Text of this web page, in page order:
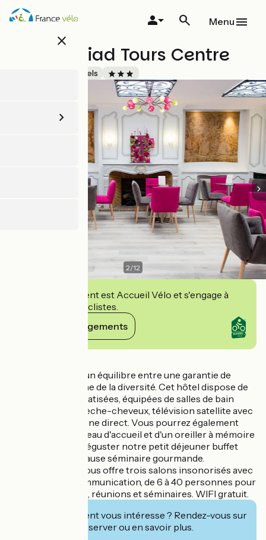
Aller
au
close
Menu
Hotel Kyriad Tours Centre
Hôtels
2/12
Cet établissement est Accueil Vélo et s'engage à
accueillir des cyclistes.
Voir ses engagements
Kyriad vous offre un équilibre entre une garantie de
qualité et le charme de la diversité. Cet hôtel dispose de
50 chambres climatisées, équipées de salles de bain
complètes avec sèche-cheveux, télévision satellite avec
Canal + et téléphone direct. Vous pourrez également
disposer d'un plateau d'accueil et d'un oreiller à mémoire
de forme. Venez déguster notre petit déjeuner buffet
complet ou une pause séminaire gourmande.
L'établissement vous offre trois salons insonorisés avec
leurs outils de communication, de 6 à 40 personnes pour
vos recrutements, réunions et séminaires. WIFI gratuit.
Cet établissement vous intéresse ? Rendez-vous sur
leur site pour réserver ou en savoir plus.